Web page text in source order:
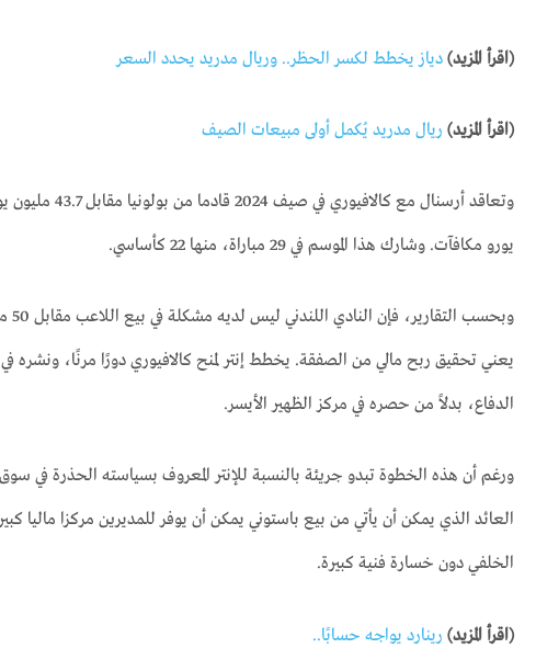
(اقرأ المزيد) دياز يخطط لكسر الحظر.. وريال مدريد يحدد السعر
(اقرأ المزيد) ريال مدريد يُكمل أولى مبيعات الصيف
يورو مكافآت. وشارك هذا الموسم في 29 مباراة، منها 22 كأساسي.
وبحسب
يعني تحقيق ربح مالي من الصفقة. يخطط إنتر لمنح كالافيوري دورًا مرنًا، ونشره
الدفاع، بدلاً من حصره في مركز الظهير الأيسر.
ورغم أن هذه الخطوة تبدو جريئة بالنسبة للإنتر المعروف بسياسته الحذرة في سوق
العائد الذي يمكن أن يأتي من بيع باستوني يمكن أن يوفر للمديرين مركزا ماليا
الخلفي دون خسارة فنية كبيرة.
(اقرأ المزيد) رينارد يواجه حسابًا..